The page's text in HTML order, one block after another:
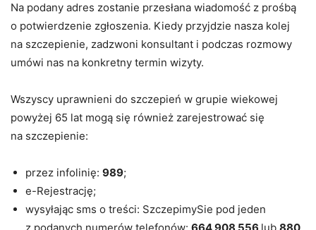
Na podany adres zostanie przesłana wiadomość z prośbą
o potwierdzenie zgłoszenia. Kiedy przyjdzie nasza kolej
na szczepienie, zadzwoni konsultant i podczas rozmowy
umówi nas na konkretny termin wizyty.
Wszyscy uprawnieni do szczepień w grupie wiekowej
powyżej 65 lat mogą się również zarejestrować się
na szczepienie:
przez infolinię: 989;
e-Rejestrację;
wysyłając sms o treści: SzczepimySie pod jeden